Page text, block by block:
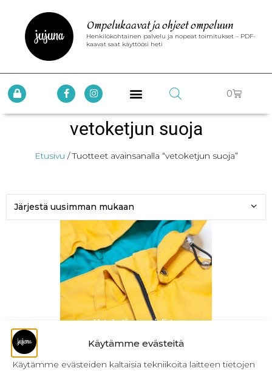
Käytämme evästeitä
Käytämme evästeiden kaltaisia tekniikoita laitteen tietojen
Ompelukaavat ja ohjeet ompeluun
Henkilökohtainen palvelu ja nopeat toimitukset – PDF-
kaavat saat käyttöösi heti
0
vetoketjun suoja
Etusivu / Tuotteet avainsanalla “vetoketjun suoja”